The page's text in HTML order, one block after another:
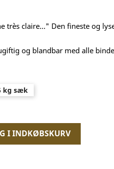
très claire..." Den fineste og
og blandbar med alle
kg sæk
I INDKØBSKURV